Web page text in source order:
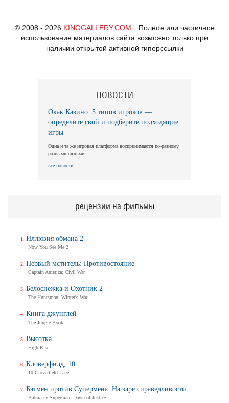
НОВОСТИ
Окак Казино: 5 типов игроков —
определите свой и подберите подходящие
игры
Одна и та же игровая платформа воспринимается по-разному
разными людьми.
все новости...
рецензии на фильмы
Иллюзия обмана 2
Now You See Me 2
Первый мститель: Противостояние
Captain America: Civil War
Белоснежка и Охотник 2
The Huntsman: Winter's War
Книга джунглей
The Jungle Book
Высотка
High-Rise
Кловерфилд, 10
10 Cloverfield Lane
Бэтмен против Супермена: На заре справедливости
Batman v Superman: Dawn of Justice
© 2008 - 2026 KINOGALLERY.COM
Полное или частичное
использование материалов сайта возможно только при
наличии открытой активной гиперссылки